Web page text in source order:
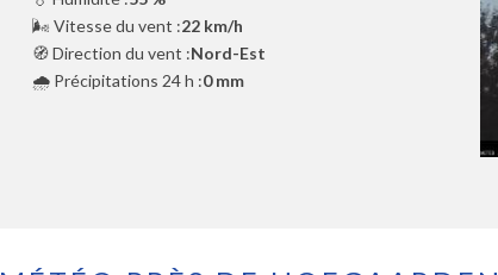
🌬️ Vitesse du vent :22 km/h
🧭 Direction du vent :Nord-Est
🌧️ Précipitations 24 h :0 mm